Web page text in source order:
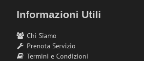
Informazioni Utili
Chi Siamo
Prenota Servizio
Termini e Condizioni